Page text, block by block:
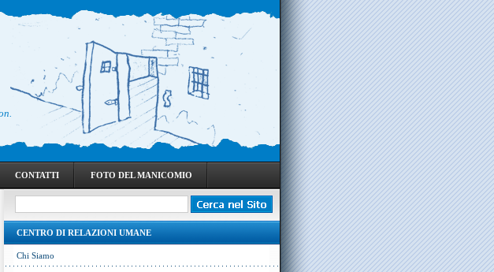
CONTATTI FOTO DEL MANICOMIO
CENTRO DI RELAZIONI UMANE
Chi Siamo